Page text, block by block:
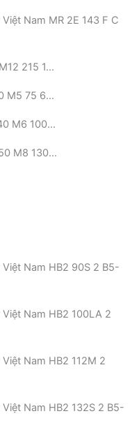
Nam MR 2E 143 F C
215 1…
M5 75 6…
M6 100…
M8 130…
Nam HB2 90S 2 B5-
Nam HB2 100LA 2
Nam HB2 112M 2
Nam HB2 132S 2 B5-